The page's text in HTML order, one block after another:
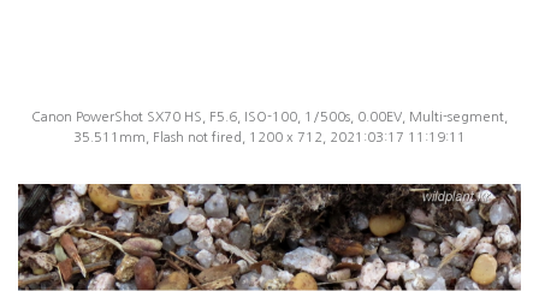
Canon PowerShot SX70 HS, F5.6, ISO-100, 1/500s, 0.00EV, Multi-segment,
35.511mm, Flash not fired, 1200 x 712, 2021:03:17 11:19:11